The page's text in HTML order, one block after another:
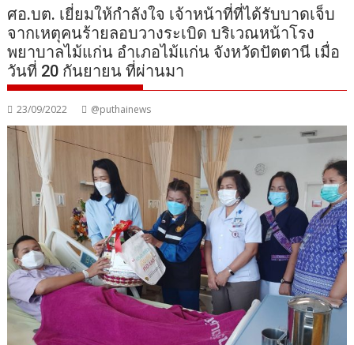
ศอ.บต. เยี่ยมให้กำลังใจ เจ้าหน้าที่ที่ได้รับบาดเจ็บ
จากเหตุคนร้ายลอบวางระเบิด บริเวณหน้าโรง
พยาบาลไม้แก่น อำเภอไม้แก่น จังหวัดปัตตานี เมื่อ
วันที่ 20 กันยายน ที่ผ่านมา
23/09/2022 @puthainews